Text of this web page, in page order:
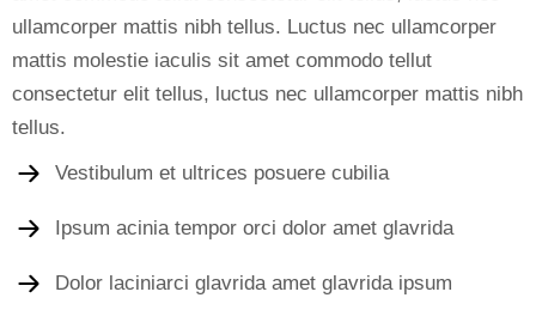
ullamcorper mattis nibh tellus. Luctus nec ullamcorper
mattis molestie iaculis sit amet commodo tellut
consectetur elit tellus, luctus nec ullamcorper mattis nibh
tellus.
Vestibulum et ultrices posuere cubilia
Ipsum acinia tempor orci dolor amet glavrida
Dolor laciniarci glavrida amet glavrida ipsum